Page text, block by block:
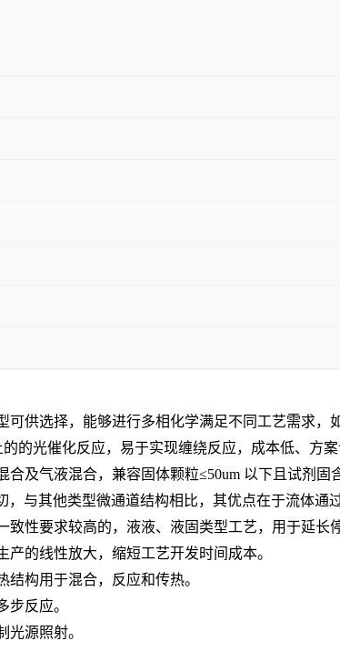
供选择，能够进行多相化学满足不同工艺需求，
的的光催化反应，易于实现缠绕反应，成本低、方案
合及气液混合，兼容固体颗粒≤50um 以下且试剂固
，与其他类型微通道结构相比，其优点在于流体通
性要求较高的，液液、液固类型工艺，用于延长
的线性放大，缩短工艺开发时间成本。
构用于混合，反应和传热。
反应。
源照射。